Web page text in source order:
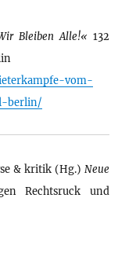
Bleiben Alle!« 132
vom-
berlin/
& kritik (Hg.) Neue
Rechtsruck und